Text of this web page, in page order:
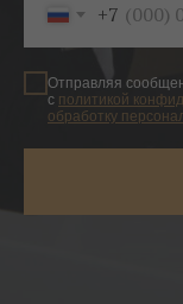
+7
Отправляя
с политикой
обработку